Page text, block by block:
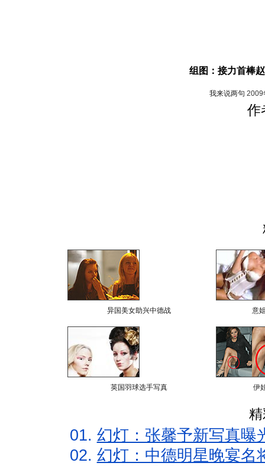
组图：接力首棒
我来说两句 2009
作
异国美女助兴中德战 意
英国羽球选手写真 伊
01. 幻灯：张馨予新写真曝
02. 幻灯：中德明星晚宴名